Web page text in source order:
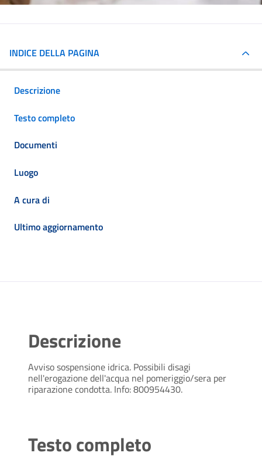
INDICE DELLA PAGINA
Descrizione
Testo completo
Documenti
Luogo
A cura di
Ultimo aggiornamento
Descrizione
Avviso sospensione idrica. Possibili disagi
nell'erogazione dell'acqua nel pomeriggio/sera per
riparazione condotta. Info: 800954430.
Testo completo